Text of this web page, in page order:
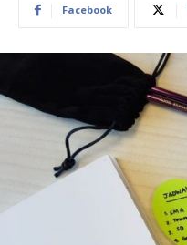
Facebook